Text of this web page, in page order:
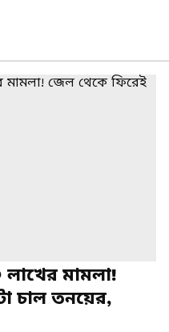
লাখের মামলা!
চাল তনয়ের,